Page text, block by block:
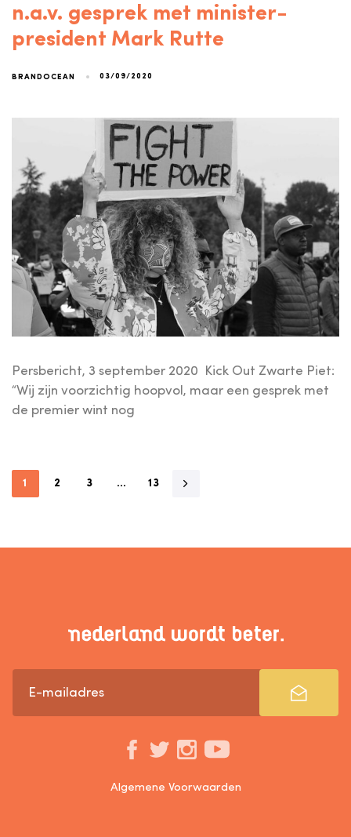
n.a.v. gesprek met minister-
president Mark Rutte
BRANDOCEAN 03/09/2020
Persbericht, 3 september 2020 Kick Out Zwarte Piet:
“Wij zijn voorzichtig hoopvol, maar een gesprek met
de premier wint nog
1 2 3 … 13
Algemene Voorwaarden